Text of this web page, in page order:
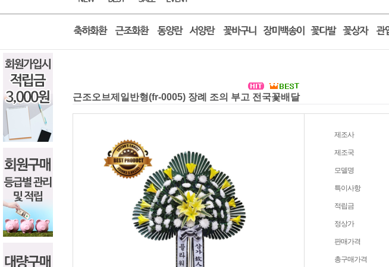
근조오브제일반형(fr-0005) 장례 조의 부고 전국꽃배달
제조사
제조국
모델명
특이사항
적립금
정상가
판매가격
총구매가격